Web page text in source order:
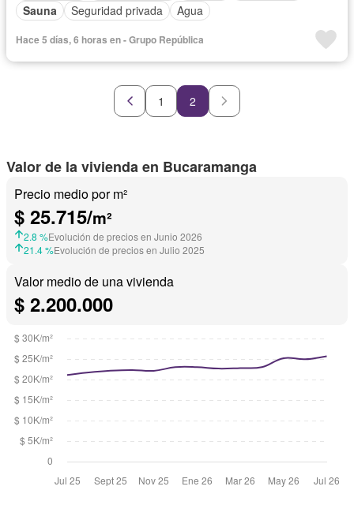
Sauna
Seguridad privada Agua
Hace 5 días, 6 horas en - Grupo República
1 2
Valor de la vivienda en Bucaramanga
Precio medio por m²
$ 25.715/m²
2.8 %Evolución de precios en Junio 2026
21.4 %Evolución de precios en Julio 2025
Valor medio de una vivienda
$ 2.200.000